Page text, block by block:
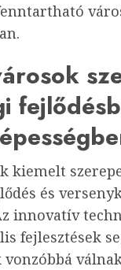
kiemelt
és
innovatív
fejlesztések
vonzóbbá